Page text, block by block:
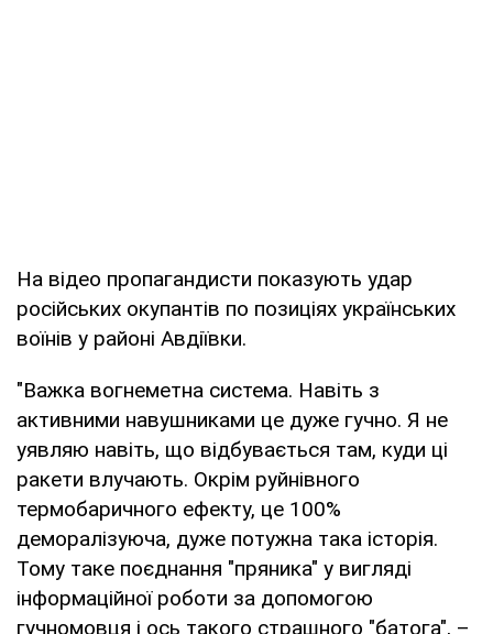
На відео пропагандисти показують удар
російських окупантів по позиціях українських
воїнів у районі Авдіївки.
"Важка вогнеметна система. Навіть з
активними навушниками це дуже гучно. Я не
уявляю навіть, що відбувається там, куди ці
ракети влучають. Окрім руйнівного
термобаричного ефекту, це 100%
деморалізуюча, дуже потужна така історія.
Тому таке поєднання "пряника" у вигляді
інформаційної роботи за допомогою
гучномовця і ось такого страшного "батога", –